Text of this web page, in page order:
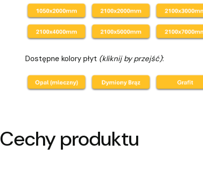
Dostępne kolory płyt (kliknij by przejść):
Cechy produktu